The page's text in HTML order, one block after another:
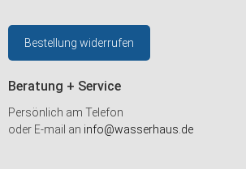
Bestellung widerrufen
Beratung + Service
Persönlich am Telefon
oder E-mail an info@wasserhaus.de